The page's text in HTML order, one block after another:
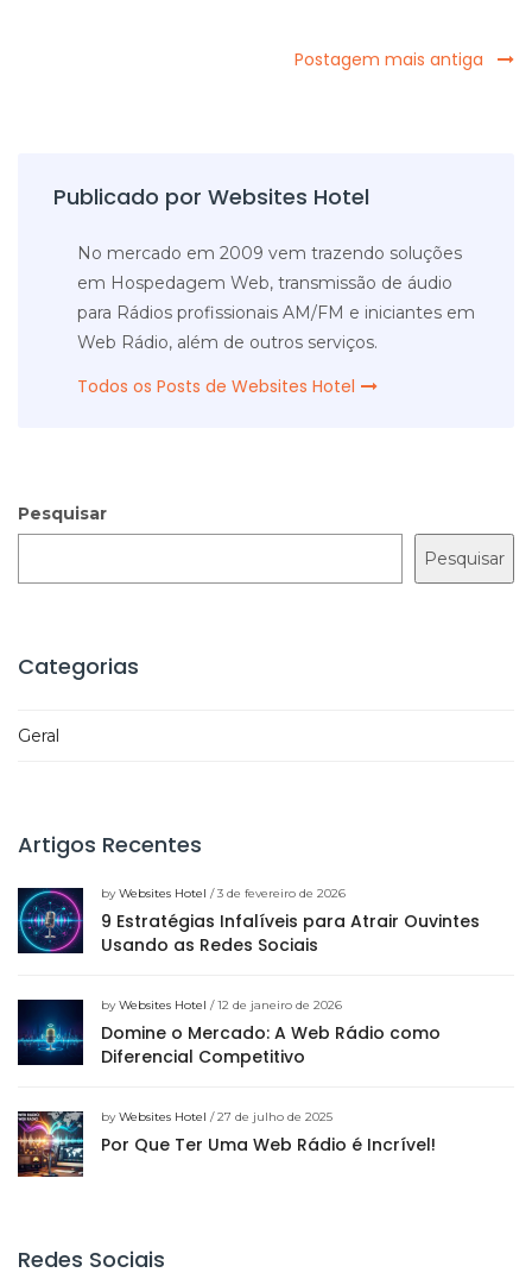
Postagem mais antiga
Publicado por Websites Hotel
No mercado em 2009 vem trazendo soluções
em Hospedagem Web, transmissão de áudio
para Rádios profissionais AM/FM e iniciantes em
Web Rádio, além de outros serviços.
Todos os Posts de Websites Hotel
Pesquisar
Pesquisar
Categorias
Geral
Artigos Recentes
byWebsites Hotel / 3 de fevereiro de 2026
9 Estratégias Infalíveis para Atrair Ouvintes
Usando as Redes Sociais
byWebsites Hotel / 12 de janeiro de 2026
Domine o Mercado: A Web Rádio como
Diferencial Competitivo
byWebsites Hotel / 27 de julho de 2025
Por Que Ter Uma Web Rádio é Incrível!
Redes Sociais